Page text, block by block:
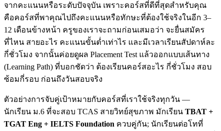
จากคะแนนหรือระดับปัจจุบัน เพราะคอร์สที่ดีที่สุดสำหรับคุณ
คือคอร์สที่พาคุณไปถึงคะแนนหรือทักษะที่ต้องใช้จริงในอีก 3–
12 เดือนข้างหน้า ครูของเราจะถามก่อนเสมอว่า จะยื่นสมัคร
ที่ไหน สายอะไร คะแนนขั้นต่ำเท่าไร และมีเวลาเรียนสัปดาห์ละ
กี่ชั่วโมง จากนั้นค่อยดูผล Placement Test แล้วออกแบบเส้นทาง
(Learning Path) ที่บอกชัดว่า ต้องเรียนคอร์สอะไร กี่ชั่วโมง สอบ
ซ้อมกี่รอบ ก่อนถึงวันสอบจริง
ตัวอย่างการจับคู่เป้าหมายกับคอร์สที่เราใช้จริงทุกวัน —
นักเรียน ม.6 ที่จะสอบ TCAS สายวิทย์สุขภาพ มักเรียน TBAT +
TGAT Eng + IELTS Foundation ควบคู่กัน; นักเรียนต่อโทที่